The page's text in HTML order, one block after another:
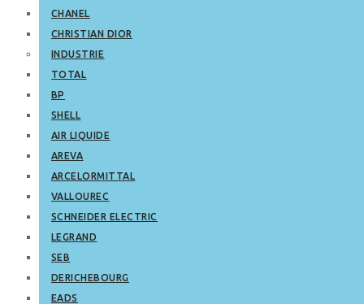
CHANEL
CHRISTIAN DIOR
INDUSTRIE
TOTAL
BP
SHELL
AIR LIQUIDE
AREVA
ARCELORMITTAL
VALLOUREC
SCHNEIDER ELECTRIC
LEGRAND
SEB
DERICHEBOURG
EADS